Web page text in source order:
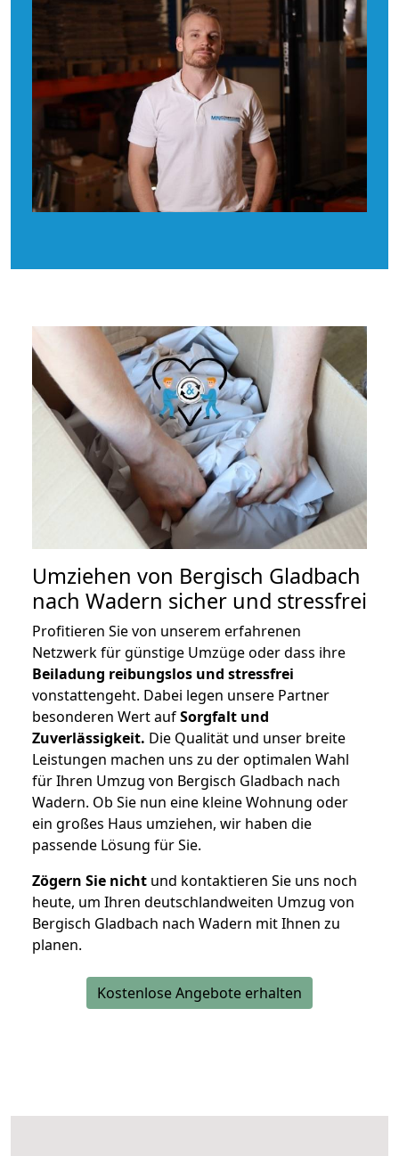
Umziehen von Bergisch Gladbach
nach Wadern sicher und stressfrei
Profitieren Sie von unserem erfahrenen
Netzwerk für günstige Umzüge oder dass ihre
Beiladung reibungslos und stressfrei
vonstattengeht. Dabei legen unsere Partner
besonderen Wert aufSorgfalt und
Zuverlässigkeit. Die Qualität und unser breite
Leistungen machen uns zu der optimalen Wahl
für Ihren Umzug von Bergisch Gladbach nach
Wadern. Ob Sie nun eine kleine Wohnung oder
ein großes Haus umziehen, wir haben die
passende Lösung für Sie.
Zögern Sie nicht und kontaktieren Sie uns noch
heute, um Ihren deutschlandweiten Umzug von
Bergisch Gladbach nach Wadern mit Ihnen zu
planen.
Kostenlose Angebote erhalten